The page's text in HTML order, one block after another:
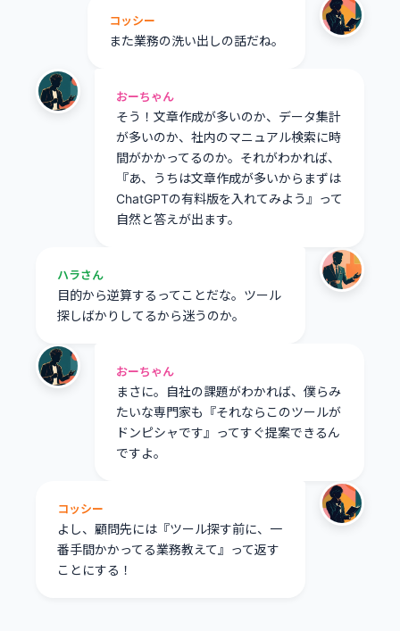
コッシー
また業務の洗い出しの話だね。
おーちゃん
そう！文章作成が多いのか、データ集計
が多いのか、社内のマニュアル検索に時
間がかかってるのか。それがわかれば、
『あ、うちは文章作成が多いからまずは
ChatGPTの有料版を入れてみよう』って
自然と答えが出ます。
ハラさん
目的から逆算するってことだな。ツール
探しばかりしてるから迷うのか。
おーちゃん
まさに。自社の課題がわかれば、僕らみ
たいな専門家も『それならこのツールが
ドンピシャです』ってすぐ提案できるん
ですよ。
コッシー
よし、顧問先には『ツール探す前に、一
番手間かかってる業務教えて』って返す
ことにする！